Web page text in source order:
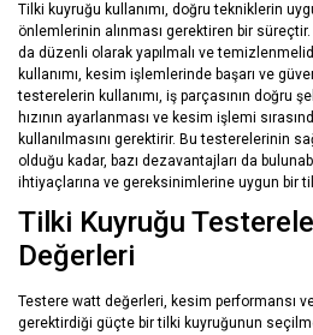
Tilki kuyruğu kullanımı, doğru tekniklerin
önlemlerinin alınması gerektiren bir
da düzenli olarak yapılmalı ve
kullanımı, kesim işlemlerinde başarı ve
testerelerin kullanımı, iş parçasının doğru
hızının ayarlanması ve kesim işlemi
kullanılmasını gerektirir. Bu testerelerinin
olduğu kadar, bazı dezavantajları da
ihtiyaçlarına ve gereksinimlerine uygun bir
Tilki Kuyruğu
Değerleri
Testere watt değerleri, kesim performansı
gerektirdiği güçte bir tilki kuyruğunun